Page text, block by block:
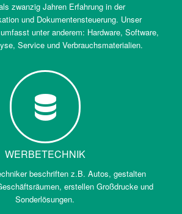
zwanzig Jahren Erfahrung in der
und Dokumentensteuerung. Unser
unter anderem: Hardware, Software,
Service und Verbrauchsmaterialien.
WERBETECHNIK
beschriften z.B. Autos, gestalten
erstellen Großdrucke und
Sonderlösungen.